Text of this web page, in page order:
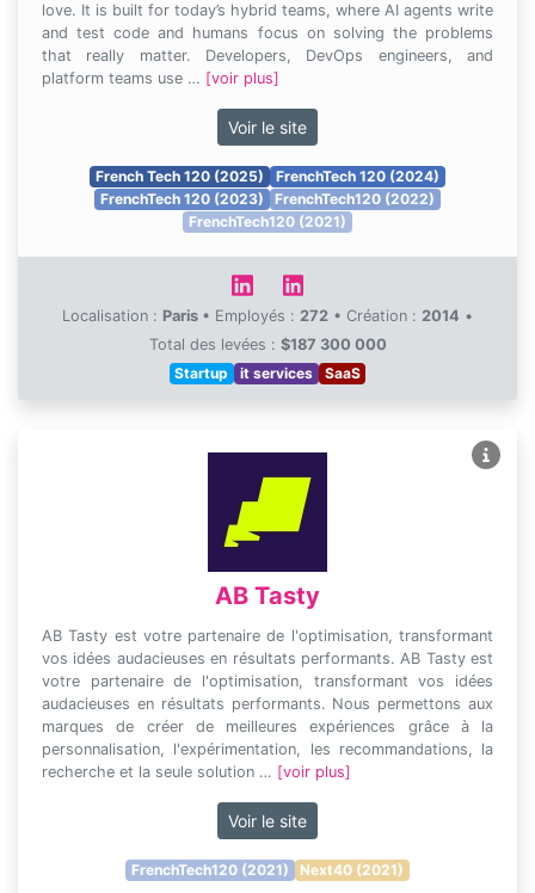
love. It is built for today’s hybrid teams, where AI agents write
and test code and humans focus on solving the problems
that really matter. Developers, DevOps engineers, and
platform teams use … [voir plus]
Voir le site
French Tech 120 (2025)
FrenchTech 120 (2024)
FrenchTech 120 (2023)
FrenchTech120 (2022)
FrenchTech120 (2021)
Localisation : Paris • Employés : 272 • Création : 2014 •
Total des levées : $187 300 000
Startup
it services SaaS
AB Tasty
AB Tasty est votre partenaire de l'optimisation, transformant
vos idées audacieuses en résultats performants. AB Tasty est
votre partenaire de l'optimisation, transformant vos idées
audacieuses en résultats performants. Nous permettons aux
marques de créer de meilleures expériences grâce à la
personnalisation, l'expérimentation, les recommandations, la
recherche et la seule solution … [voir plus]
Voir le site
FrenchTech120 (2021) Next40 (2021)